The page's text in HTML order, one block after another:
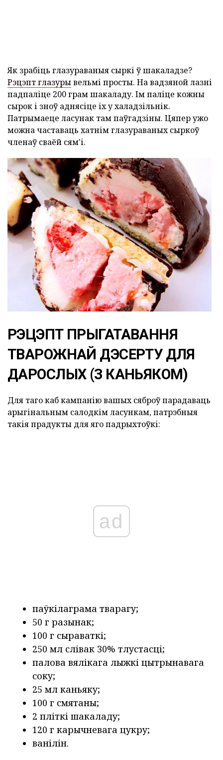
Як зрабіць глазураваныя сыркі ў шакаладзе?
Рэцэпт глазурывельмі просты. На вадзяной лазні
падпаліце 200 грам шакаладу. Ім паліце кожны
сырок і зноў аднясіце іх у халадзільнік.
Патрымаеце ласунак там паўгадзіны. Цяпер ужо
можна частаваць хатнім глазураваных сыркоў
членаў сваёй сям'і.
РЭЦЭПТ ПРЫГАТАВАННЯ
ТВАРОЖНАЙ ДЭСЕРТУ ДЛЯ
ДАРОСЛЫХ (З КАНЬЯКОМ)
Для таго каб кампанію вашых сяброў парадаваць
арыгінальным салодкім ласункам, патрэбныя
такія прадукты для яго падрыхтоўкі:
ad
паўкілаграма тварагу;
50 г разынак;
100 г сыраваткі;
250 мл слівак 30% тлустасці;
палова вялікага лыжкі цытрынавага
соку;
25 мл каньяку;
100 г смятаны;
2 пліткі шакаладу;
120 г карычневага цукру;
ванілін.